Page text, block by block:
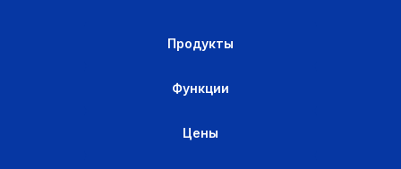
Цены
Функции
Продукты